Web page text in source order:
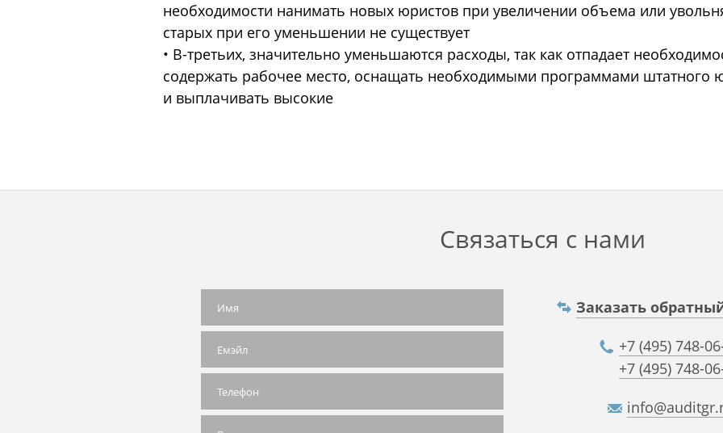
необходимости нанимать новых юристов при увеличении объема или
старых при его уменьшении не существует
• В-третьих, значительно уменьшаются расходы, так как отпадает
содержать рабочее место, оснащать необходимыми программами штатного
и выплачивать высокие
Связаться с нами
Заказать
+7 (495) 748-
+7 (495) 748-